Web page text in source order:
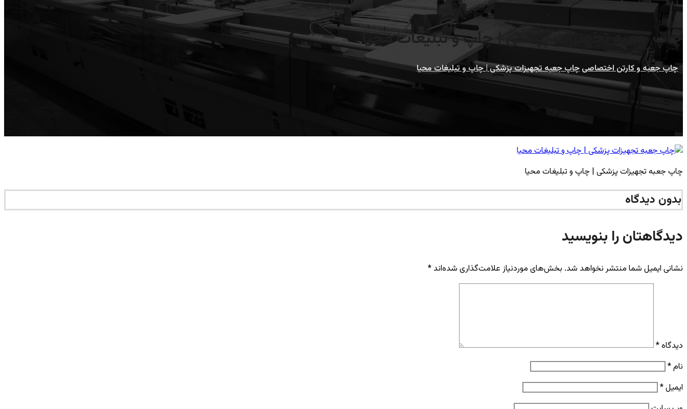
چاپ جعبه تجهیزات پزشکی | چاپ و تبلیغات محیا
چاپ جعبه و کارتن اختصاصی چاپ جعبه تجهیزات پزشکی | چاپ و تبلیغات محیا
چاپ جعبه تجهیزات پزشکی | چاپ و تبلیغات محیا
بدون دیدگاه
دیدگاهتان را بنویسید
نشانی ایمیل شما منتشر نخواهد شد. بخش‌های موردنیاز علامت‌گذاری شده‌اند *
دیدگاه*
نام*
ایمیل*